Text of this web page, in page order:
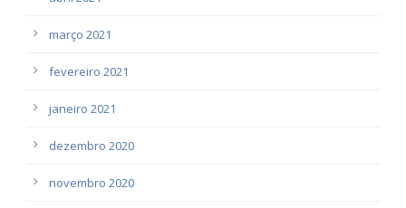
março 2021
fevereiro 2021
janeiro 2021
dezembro 2020
novembro 2020